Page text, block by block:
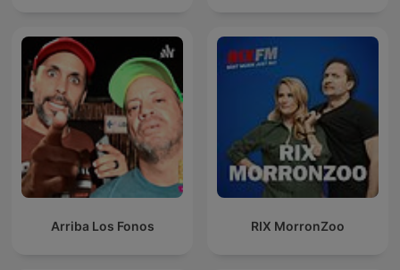
Arriba Los Fonos RIX MorronZoo